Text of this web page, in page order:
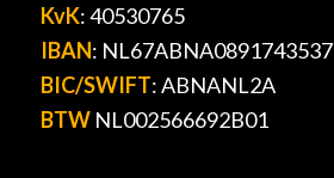
KvK: 40530765
IBAN: NL67ABNA0891743537
BIC/SWIFT: ABNANL2A
BTWNL002566692B01